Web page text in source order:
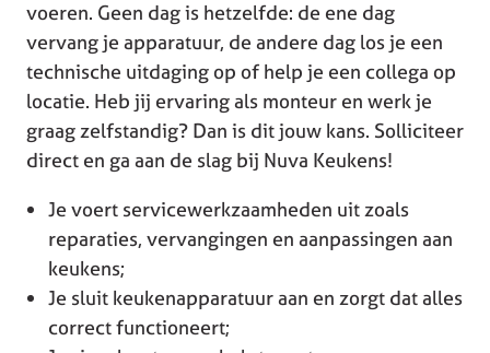
voeren. Geen dag is hetzelfde: de ene dag
vervang je apparatuur, de andere dag los je een
technische uitdaging op of help je een collega op
locatie. Heb jij ervaring als monteur en werk je
graag zelfstandig? Dan is dit jouw kans. Solliciteer
direct en ga aan de slag bij Nuva Keukens!
Je voert servicewerkzaamheden uit zoals
reparaties, vervangingen en aanpassingen aan
keukens;
Je sluit keukenapparatuur aan en zorgt dat alles
correct functioneert;